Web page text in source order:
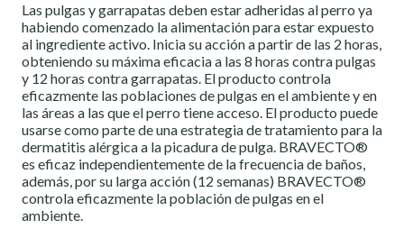
Las pulgas y garrapatas deben estar adheridas al perro ya
habiendo comenzado la alimentación para estar expuesto
al ingrediente activo. Inicia su acción a partir de las 2 horas,
obteniendo su máxima eficacia a las 8 horas contra pulgas
y 12 horas contra garrapatas. El producto controla
eficazmente las poblaciones de pulgas en el ambiente y en
las áreas a las que el perro tiene acceso. El producto puede
usarse como parte de una estrategia de tratamiento para la
dermatitis alérgica a la picadura de pulga. BRAVECTO®
es eficaz independientemente de la frecuencia de baños,
además, por su larga acción (12 semanas) BRAVECTO®
controla eficazmente la población de pulgas en el
ambiente.